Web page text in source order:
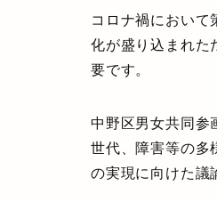
コロナ禍において
化が盛り込まれた
要です。
中野区男女共同参
世代、障害等の多
の実現に向けた議